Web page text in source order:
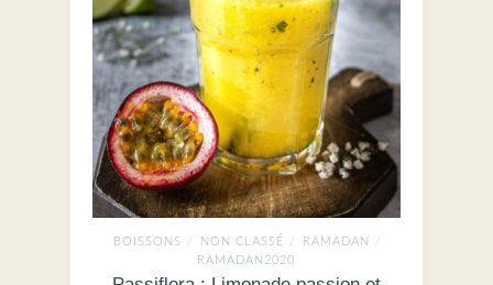
BOISSONS / NON CLASSÉ / RAMADAN /
RAMADAN2020